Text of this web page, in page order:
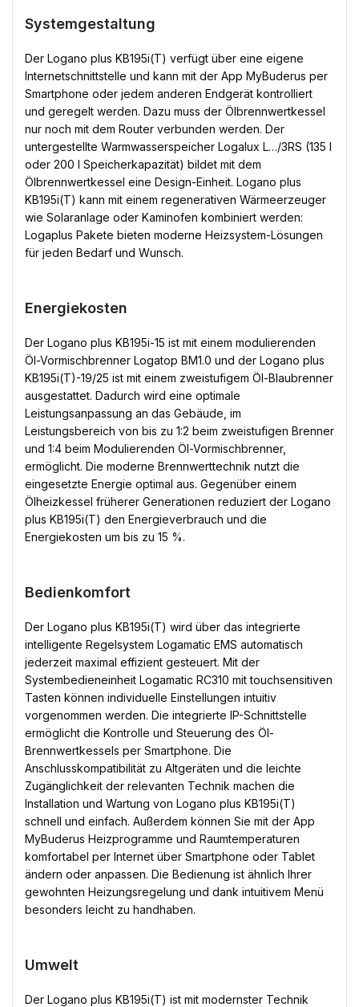
Systemgestaltung
Der Logano plus KB195i(T) verfügt über eine eigene
Internetschnittstelle und kann mit der App MyBuderus per
Smartphone oder jedem anderen Endgerät kontrolliert
und geregelt werden. Dazu muss der Ölbrennwertkessel
nur noch mit dem Router verbunden werden. Der
untergestellte Warmwasserspeicher Logalux L…/3RS (135 l
oder 200 l Speicherkapazität) bildet mit dem
Ölbrennwertkessel eine Design-Einheit. Logano plus
KB195i(T) kann mit einem regenerativen Wärmeerzeuger
wie Solaranlage oder Kaminofen kombiniert werden:
Logaplus Pakete bieten moderne Heizsystem-Lösungen
für jeden Bedarf und Wunsch.
Energiekosten
Der Logano plus KB195i-15 ist mit einem modulierenden
Öl-Vormischbrenner Logatop BM1.0 und der Logano plus
KB195i(T)-19/25 ist mit einem zweistufigem Öl-Blaubrenner
ausgestattet. Dadurch wird eine optimale
Leistungsanpassung an das Gebäude, im
Leistungsbereich von bis zu 1:2 beim zweistufigen Brenner
und 1:4 beim Modulierenden Öl-Vormischbrenner,
ermöglicht. Die moderne Brennwerttechnik nutzt die
eingesetzte Energie optimal aus. Gegenüber einem
Ölheizkessel früherer Generationen reduziert der Logano
plus KB195i(T) den Energieverbrauch und die
Energiekosten um bis zu 15 %.
Bedienkomfort
Der Logano plus KB195i(T) wird über das integrierte
intelligente Regelsystem Logamatic EMS automatisch
jederzeit maximal effizient gesteuert. Mit der
Systembedieneinheit Logamatic RC310 mit touchsensitiven
Tasten können individuelle Einstellungen intuitiv
vorgenommen werden. Die integrierte IP-Schnittstelle
ermöglicht die Kontrolle und Steuerung des Öl-
Brennwertkessels per Smartphone. Die
Anschlusskompatibilität zu Altgeräten und die leichte
Zugänglichkeit der relevanten Technik machen die
Installation und Wartung von Logano plus KB195i(T)
schnell und einfach. Außerdem können Sie mit der App
MyBuderus Heizprogramme und Raumtemperaturen
komfortabel per Internet über Smartphone oder Tablet
ändern oder anpassen. Die Bedienung ist ähnlich Ihrer
gewohnten Heizungsregelung und dank intuitivem Menü
besonders leicht zu handhaben.
Umwelt
Der Logano plus KB195i(T) ist mit modernster Technik